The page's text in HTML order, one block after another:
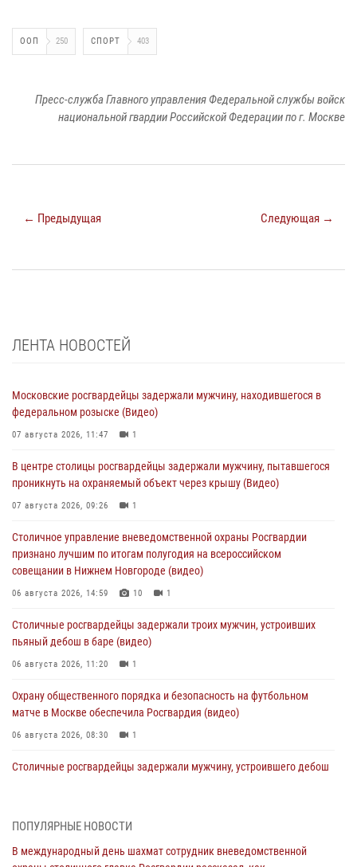
ООП 250 СПОРТ 403
Пресс-служба Главного управления Федеральной службы войск
национальной гвардии Российской Федерации по г. Москве
← Предыдущая Следующая →
ЛЕНТА НОВОСТЕЙ
Московские росгвардейцы задержали мужчину, находившегося в
федеральном розыске (Видео)
07 августа 2026, 11:47 1
В центре столицы росгвардейцы задержали мужчину, пытавшегося
проникнуть на охраняемый объект через крышу (Видео)
07 августа 2026, 09:26 1
Столичное управление вневедомственной охраны Росгвардии
признано лучшим по итогам полугодия на всероссийском
совещании в Нижнем Новгороде (видео)
06 августа 2026, 14:59 10 1
Столичные росгвардейцы задержали троих мужчин, устроивших
пьяный дебош в баре (видео)
06 августа 2026, 11:20 1
Охрану общественного порядка и безопасность на футбольном
матче в Москве обеспечила Росгвардия (видео)
06 августа 2026, 08:30 1
Столичные росгвардейцы задержали мужчину, устроившего дебош
футбольного матча Кубка России (Видео)
ПОПУЛЯРНЫЕ НОВОСТИ
В международный день шахмат сотрудник вневедомственной